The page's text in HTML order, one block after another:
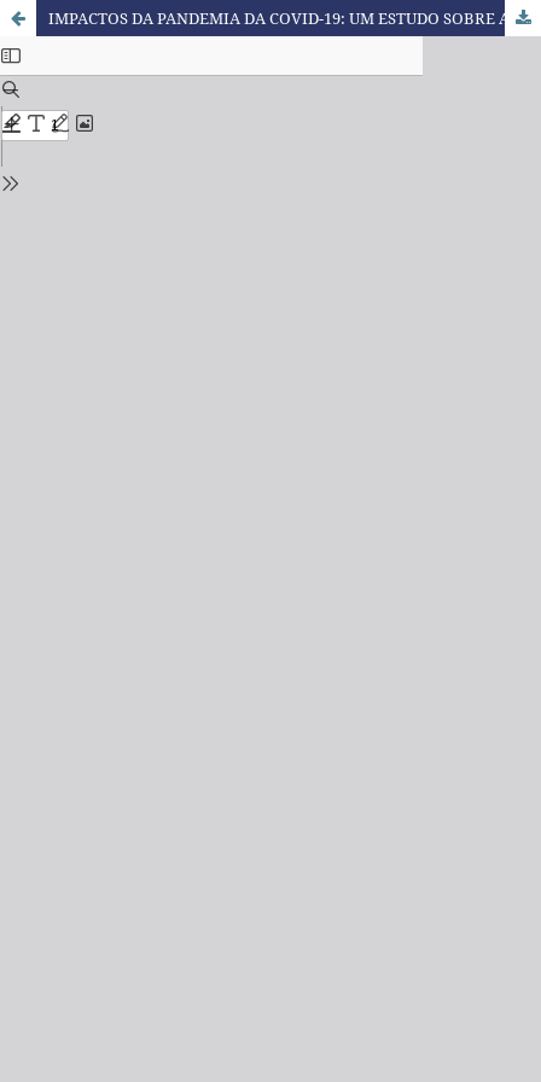
IMPACTOS DA PANDEMIA DA COVID-19: UM ESTUDO SOBRE A SAÚDE MENTAL DE PROFESSORES DE ALGUMAS INSTITUIÇÕES DE ENSINO DO PARANÁ